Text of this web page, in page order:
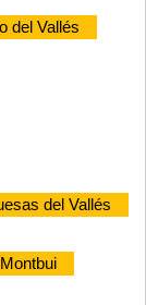
del Vallés
del Vallés